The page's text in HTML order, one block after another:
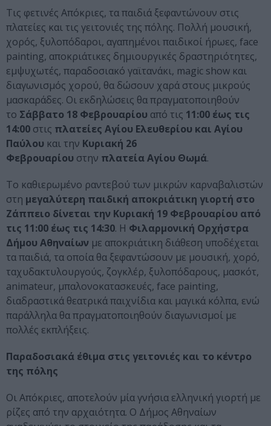
Τις φετινές Απόκριες, τα παιδιά ξεφαντώνουν στις
πλατείες και τις γειτονιές της πόλης. Πολλή μουσική,
χορός, ξυλοπόδαροι, αγαπημένοι παιδικοί ήρωες, face
painting, αποκριάτικες δημιουργικές δραστηριότητες,
εμψυχωτές, παραδοσιακό γαϊτανάκι, magic show και
διαγωνισμός χορού, θα δώσουν χαρά στους μικρούς
μασκαράδες. Οι εκδηλώσεις θα πραγματοποιηθούν
το Σάββατο 18 Φεβρουαρίου από τις 11:00 έως τις
14:00 στις πλατείες Αγίου Ελευθερίου και Αγίου
Παύλου και την Κυριακή 26
Φεβρουαρίου στην πλατεία Αγίου Θωμά.
Το καθιερωμένο ραντεβού των μικρών καρναβαλιστών
στη μεγαλύτερη παιδική αποκριάτικη γιορτή στο
Ζάππειο δίνεται την Κυριακή 19 Φεβρουαρίου από
τις 11:00 έως τις 14:30. Η Φιλαρμονική Ορχήστρα
Δήμου Αθηναίων με αποκριάτικη διάθεση υποδέχεται
τα παιδιά, τα οποία θα ξεφαντώσουν με μουσική, χορό,
ταχυδακτυλουργούς, ζογκλέρ, ξυλοπόδαρους, μασκότ,
animateur, μπαλονοκατασκευές, face painting,
διαδραστικά θεατρικά παιχνίδια και μαγικά κόλπα, ενώ
παράλληλα θα πραγματοποιηθούν διαγωνισμοί με
πολλές εκπλήξεις.
Παραδοσιακά έθιμα στις γειτονιές και το κέντρο
της πόλης
Οι Απόκριες, αποτελούν μία γνήσια ελληνική γιορτή με
ρίζες από την αρχαιότητα. Ο Δήμος Αθηναίων